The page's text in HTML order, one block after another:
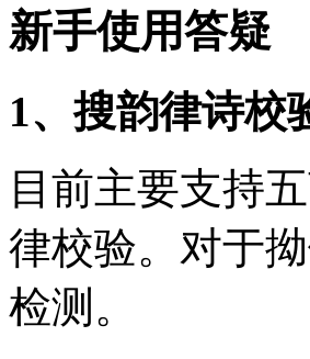
新手使用答疑
1、搜韵律诗校
目前主要支持
律校验。对于
检测。